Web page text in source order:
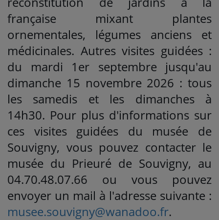
française mixant plantes
ornementales, légumes anciens et
médicinales. Autres visites guidées :
du mardi 1er septembre jusqu'au
dimanche 15 novembre 2026 : tous
les samedis et les dimanches à
14h30. Pour plus d'informations sur
ces visites guidées du musée de
Souvigny, vous pouvez contacter le
musée du Prieuré de Souvigny, au
04.70.48.07.66 ou vous pouvez
envoyer un mail à l'adresse suivante :
musee.souvigny@wanadoo.fr.